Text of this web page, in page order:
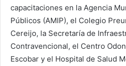
capacitaciones en la Agencia
Públicos (AMIP), el Colegio
Cereijo, la Secretaría de
Contravencional, el Centro
Escobar y el Hospital de Salud